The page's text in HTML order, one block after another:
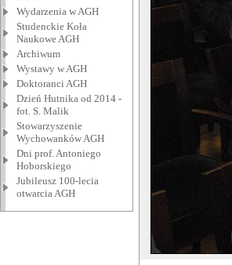
Wydarzenia w AGH
Studenckie Koła
Naukowe AGH
Archiwum
Wystawy w AGH
Doktoranci AGH
Dzień Hutnika od 2014 -
fot. S. Malik
Stowarzyszenie
Wychowanków AGH
Dni prof. Antoniego
Hoborskiego
Jubileusz 100-lecia
otwarcia AGH